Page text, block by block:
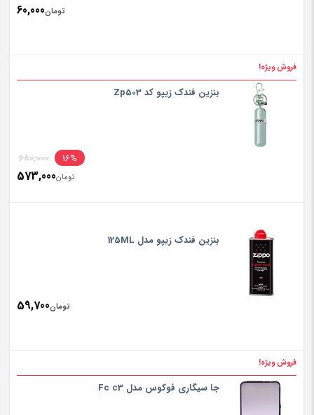
تومان60,000
فروش ویژه!
بنزین فندک زیپو کد Zp503
16%
680,000
تومان573,000
بنزین فندک زیپو مدل 125ML
تومان59,700
فروش ویژه!
جا سیگاری فوکوس مدل Fc c3